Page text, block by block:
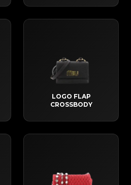
LOGO FLAP
CROSSBODY